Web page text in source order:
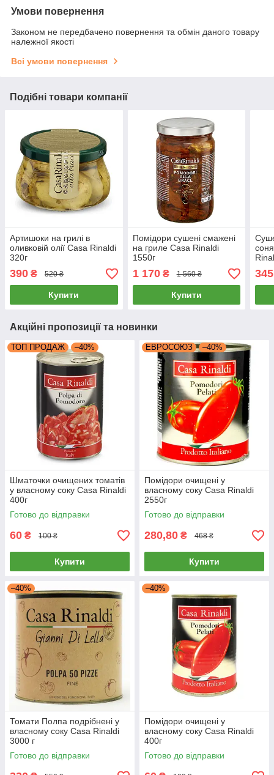
Умови повернення
Законом не передбачено повернення та обмін даного товару
належної якості
Всі умови повернення
Подібні товари компанії
Артишоки на грилі в
оливковій олії Casa Rinaldi
320г
390 ₴ 520 ₴
Купити
Помідори сушені смажені
на гриле Casa Rinaldi
1550г
1 170₴ 1 560 ₴
Купити
345
Акційні пропозиції та новинки
ТОП ПРОДАЖ –40%
Шматочки очищених томатів
у власному соку Casa Rinaldi
400г
Готово до відправки
60 ₴ 100 ₴
Купити
ЕВРОСОЮЗ –40%
Помідори очищені у
власному соку Casa Rinaldi
2550г
Готово до відправки
280,80 ₴ 468 ₴
Купити
–40%
Томати Полпа подрібнені у
власному соку Casa Rinaldi
3000 г
Готово до відправки
–40%
Помідори очищені у
власному соку Casa Rinaldi
400г
Готово до відправки